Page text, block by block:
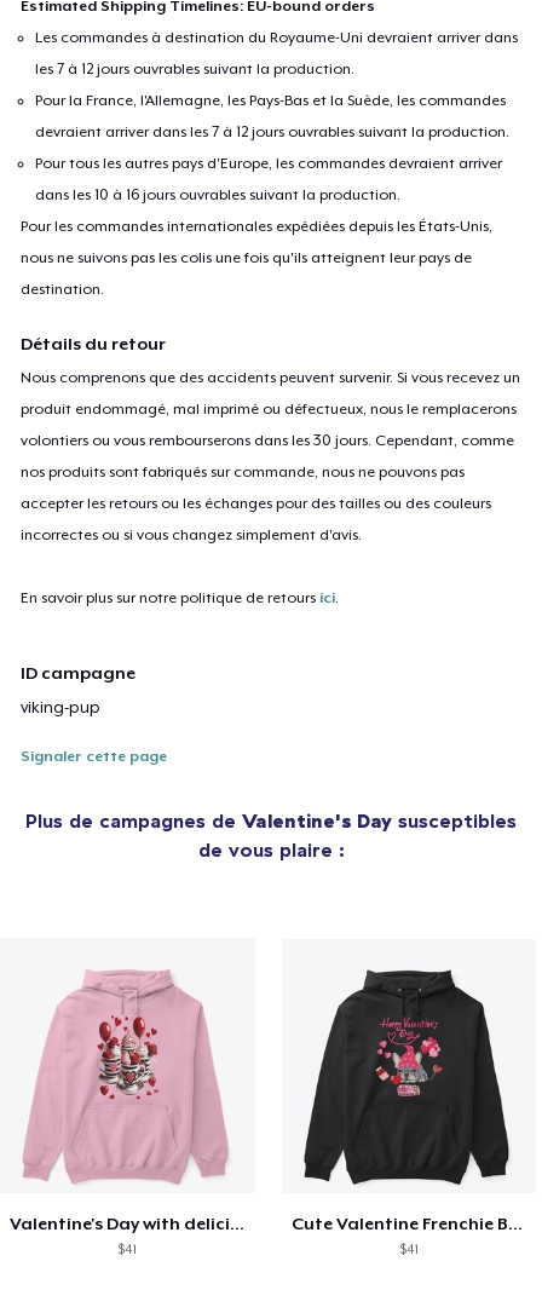
Estimated Shipping Timelines: EU-bound orders
Les commandes à destination du Royaume-Uni devraient arriver dans
les 7 à 12 jours ouvrables suivant la production.
Pour la France, l'Allemagne, les Pays-Bas et la Suède, les commandes
devraient arriver dans les 7 à 12 jours ouvrables suivant la production.
Pour tous les autres pays d'Europe, les commandes devraient arriver
dans les 10 à 16 jours ouvrables suivant la production.
Pour les commandes internationales expédiées depuis les États-Unis,
nous ne suivons pas les colis une fois qu'ils atteignent leur pays de
destination.
Détails du retour
Nous comprenons que des accidents peuvent survenir. Si vous recevez un
produit endommagé, mal imprimé ou défectueux, nous le remplacerons
volontiers ou vous rembourserons dans les 30 jours. Cependant, comme
nos produits sont fabriqués sur commande, nous ne pouvons pas
accepter les retours ou les échanges pour des tailles ou des couleurs
incorrectes ou si vous changez simplement d'avis.
En savoir plus sur notre politique de retours ici
ID campagne
viking-pup
Signaler cette page
Plus de campagnes de Valentine's Day susceptibles
de vous plaire :
Valentine's Day with delicious food
$41
Cute Valentine Frenchie Bulldog
$41